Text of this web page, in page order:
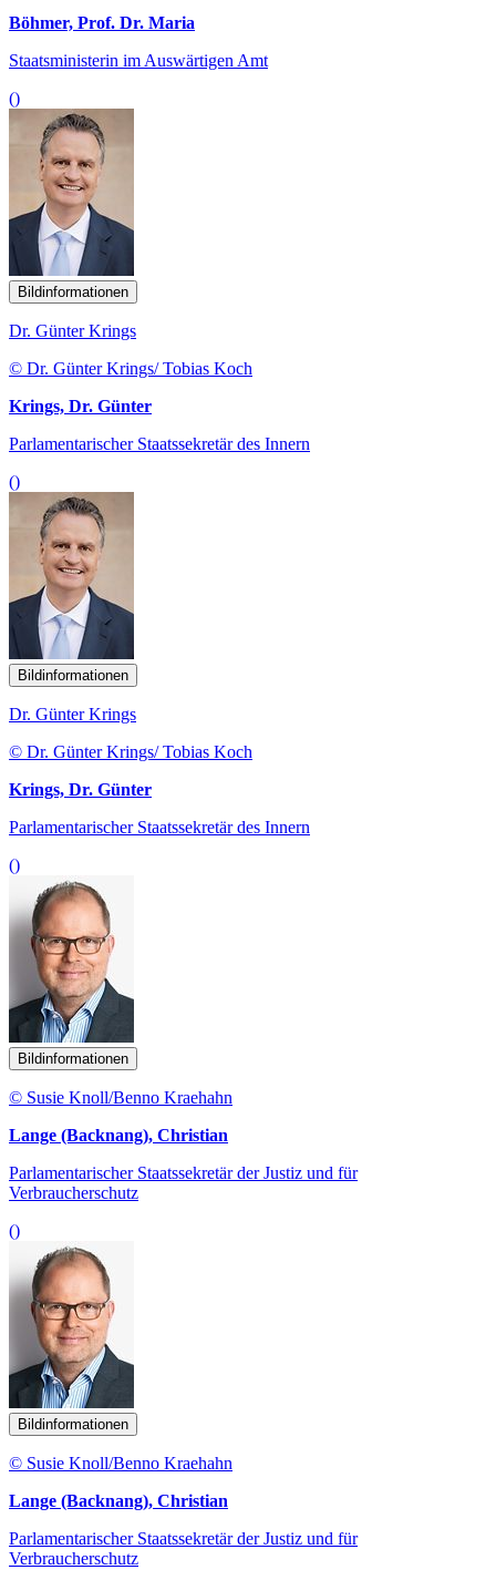
Böhmer, Prof. Dr. Maria
Staatsministerin im Auswärtigen Amt
()
Bildinformationen
Dr. Günter Krings
© Dr. Günter Krings/ Tobias Koch
Krings, Dr. Günter
Parlamentarischer Staatssekretär des Innern
()
Bildinformationen
Dr. Günter Krings
© Dr. Günter Krings/ Tobias Koch
Krings, Dr. Günter
Parlamentarischer Staatssekretär des Innern
()
Bildinformationen
© Susie Knoll/Benno Kraehahn
Lange (Backnang), Christian
Parlamentarischer Staatssekretär der Justiz und für
Verbraucherschutz
()
Bildinformationen
© Susie Knoll/Benno Kraehahn
Lange (Backnang), Christian
Parlamentarischer Staatssekretär der Justiz und für
Verbraucherschutz